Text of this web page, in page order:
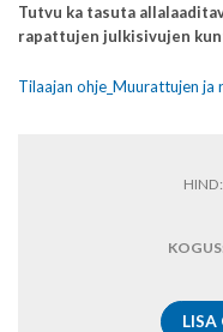
Tutvu ka tasuta
rapattujen julkisivujen
Tilaajan ohje_Muurattujen
HIND: